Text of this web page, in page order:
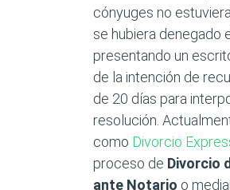
cónyuges no
se hubiera denegado
presentando un
de la intención de
de 20 días para
resolución.
como Divorcio
proceso de Divorcio
ante Notario o